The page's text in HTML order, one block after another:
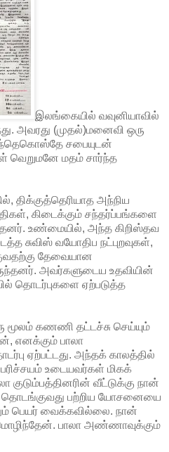
இலங்கையில் வவுனியாவில்
அவரது (முதல்)மனைவி ஒரு
சபையுடன்
மதம் சார்ந்த
அந்நிய
கிடைக்கும் சந்தர்ப்பங்களை
உண்மையில், அந்த கிறிஸ்தவ
சுவிஸ் வயோதிப நட்புறவுகள்,
தேவையான
அவர்களுடைய உதவியின்
தொடர்புகளை ஏற்படுத்த
மூலம் கணணி தட்டச்சு செய்யும்
எனக்கும் பாலா
ஏற்பட்டது. அந்தக் காலத்தில்
உடையவர்கள் மிகக்
குடும்பத்தினரின் வீட்டுக்கு நான்
தொடங்குவது பற்றிய யோசனையை
பெயர் வைக்கவில்லை. நான்
பாலா அண்ணாவுக்கும்